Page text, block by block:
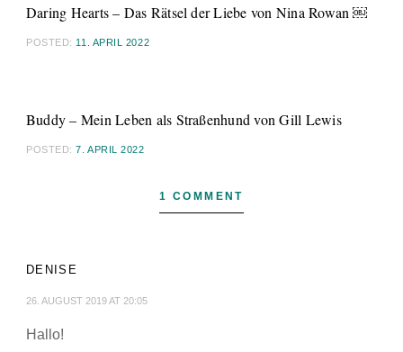
Daring Hearts – Das Rätsel der Liebe von Nina Rowan ￼
POSTED: 11. APRIL 2022
Buddy – Mein Leben als Straßenhund von Gill Lewis
POSTED:7. APRIL 2022
1 COMMENT
DENISE
26. AUGUST 2019 AT 20:05
Hallo!